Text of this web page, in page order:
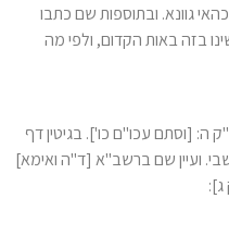
גוונא. ובתוספות שם כתבו
בזה באות הקדום, ולפי מה
ה: [וסתם עכו"ם כו']. בגיטין דף
ועיין שם ברשב"א [ד"ה ואימא]